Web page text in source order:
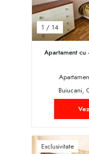
1 / 14
Apartament cu
Buiucani,
Exclusivitate